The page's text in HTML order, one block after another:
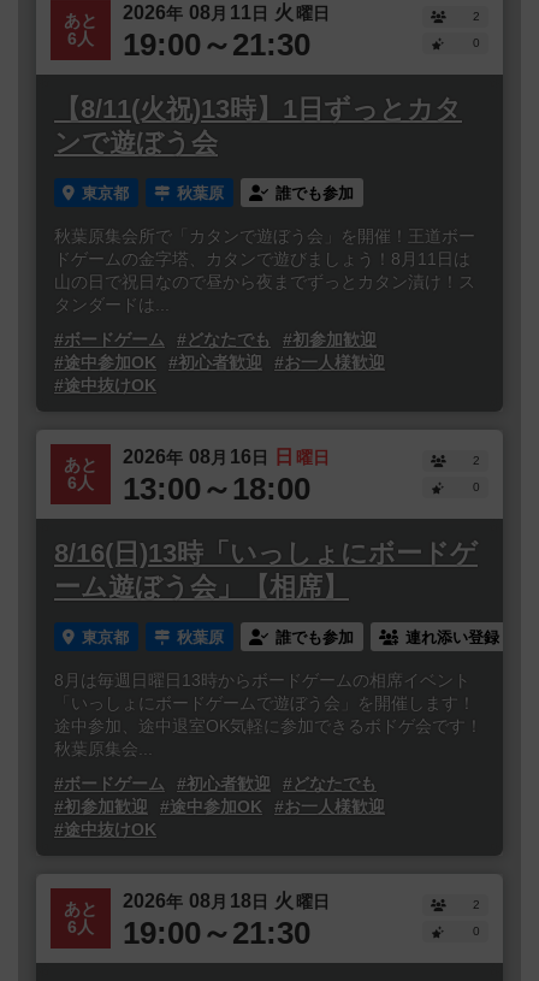
あと
6人
2026年 08 月 11日 火 曜日
19:00～21:30
2
0
【8/11(火祝)13時】1日ずっとカタ
ンで遊ぼう会
東京都 秋葉原 誰でも参加
秋葉原集会所で「カタンで遊ぼう会」を開催！王道ボー
ドゲームの金字塔、カタンで遊びましょう！8月11日は
山の日で祝日なので昼から夜までずっとカタン漬け！ス
タンダードは...
#ボードゲーム
#どなたでも
#初参加歓迎
#途中参加OK
#初心者歓迎
#お一人様歓迎
#途中抜けOK
あと
6人
2026年 08 月 16日 日 曜日
13:00～18:00
2
0
8/16(日)13時「いっしょにボードゲ
ーム遊ぼう会」【相席】
東京都 秋葉原 誰でも参加 連れ添い登録
8月は毎週日曜日13時からボードゲームの相席イベント
「いっしょにボードゲームで遊ぼう会」を開催します！
途中参加、途中退室OK気軽に参加できるボドゲ会です！
秋葉原集会...
#ボードゲーム
#初心者歓迎
#どなたでも
#初参加歓迎
#途中参加OK
#お一人様歓迎
#途中抜けOK
あと
6人
2026年 08 月 18日 火 曜日
19:00～21:30
2
0